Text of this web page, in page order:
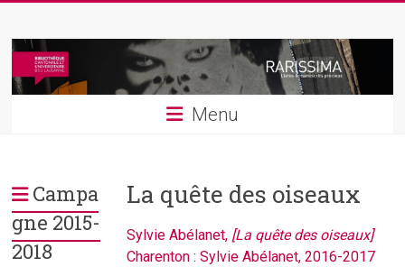
content
Rarissima
Livres
et
Menu
La quête des oiseaux
Sylvie Abélanet, [La quête des oiseaux]
Charenton : Sylvie Abélanet, 2016-2017
Campa
gne 2015-
2018